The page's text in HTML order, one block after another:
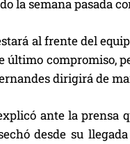
la semana pasada
al frente del
último compromiso,
dirigirá de
ante la prensa
desde su